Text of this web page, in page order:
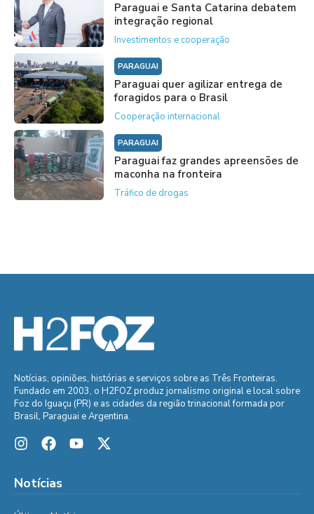
Paraguai e Santa Catarina debatem
integração regional
Investimentos e cooperação
PARAGUAI
Paraguai quer agilizar entrega de
foragidos para o Brasil
Cooperação internacional
PARAGUAI
Paraguai faz grandes apreensões de
maconha na fronteira
Tráfico de drogas
Notícias, opiniões, histórias e serviços sobre as Três Fronteiras.
Fundado em 2003, o H2FOZ produz jornalismo original e local sobre
Foz do Iguaçu (PR) e as cidades da região trinacional formada por
Brasil, Paraguai e Argentina.
Notícias